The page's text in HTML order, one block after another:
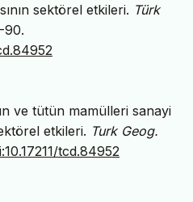
sektörel etkileri. Türk
90.
ve tütün mamülleri sanayi
etkileri. Turk Geog.
tcd.84952